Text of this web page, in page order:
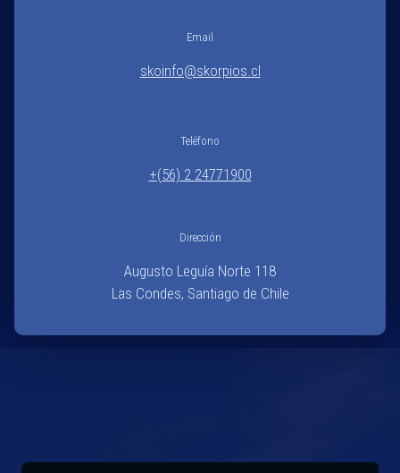
Email
skoinfo@skorpios.cl
Teléfono
+(56) 2 24771900
Dirección
Augusto Leguía Norte 118
Las Condes, Santiago de Chile